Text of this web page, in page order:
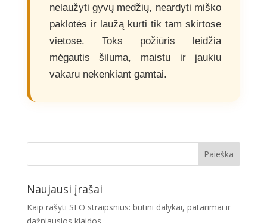
nelaužyti gyvų medžių, neardyti miško
paklotės ir laužą kurti tik tam skirtose
vietose. Toks požiūris leidžia
mėgautis šiluma, maistu ir jaukiu
vakaru nekenkiant gamtai.
Naujausi įrašai
Kaip rašyti SEO straipsnius: būtini dalykai, patarimai ir